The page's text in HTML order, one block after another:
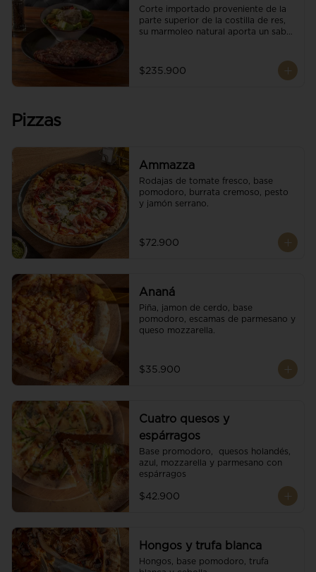
Corte importado proveniente de la
parte superior de la costilla de res,
su marmoleo natural aporta un sabor
con cristales de sal y mantequilla de
ajo y pimientos. Acompañado de una
$235.900
Pizzas
Ammazza
Rodajas de tomate fresco, base
pomodoro, burrata cremoso, pesto
y jamón serrano.
$72.900
Ananá
Piña, jamon de cerdo, base
pomodoro, escamas de parmesano y
queso mozzarella.
$35.900
Cuatro quesos y
espárragos
Base promodoro,  quesos holandés,
azul, mozzarella y parmesano con
espárragos
$42.900
Hongos y trufa blanca
Hongos, base pomodoro, trufa